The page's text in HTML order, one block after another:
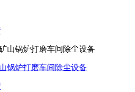
锅炉打磨车间除尘设备